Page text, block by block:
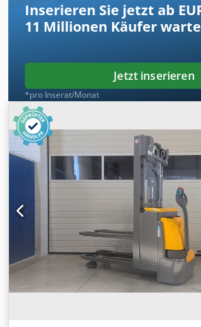
Inserieren Sie jetzt ab
11 Millionen Käufer
Jetzt inserieren
*pro Inserat/Monat